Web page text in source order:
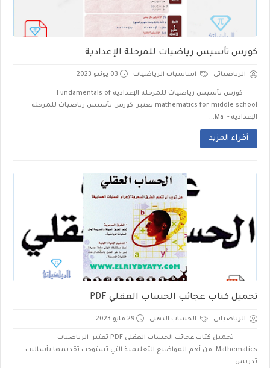
كورس تأسيس رياضيات للمرحلة الإعدادية
الرياضياتى اساسيات الرياضيات 03 يونيو 2023
كورس تأسيس رياضيات للمرحلة الإعدادية Fundamentals of
mathematics for middle school يعتبر كورس تأسيس رياضيات للمرحلة
الإعدادية - Ma...
أقراء المزيد
تحميل كتاب عجائب الحساب العقلي PDF
الرياضياتى الحساب الذهنى 29 مايو 2023
تحميل كتاب عجائب الحساب العقلي PDF تعتبر الرياضيات -
Mathematics من أهم المواضيع التعليمية التي تستوجب تقديمها بأساليب
تدريس ...